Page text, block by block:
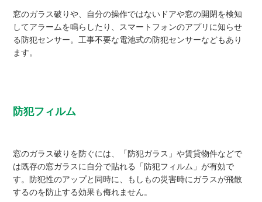
窓のガラス破りや、自分の操作ではないドアや窓の開閉を検知
してアラームを鳴らしたり、スマートフォンのアプリに知らせ
る防犯センサー。工事不要な電池式の防犯センサーなどもあり
ます。
防犯フィルム
窓のガラス破りを防ぐには、「防犯ガラス」や賃貸物件などで
は既存の窓ガラスに自分で貼れる「防犯フィルム」が有効で
す。防犯性のアップと同時に、もしもの災害時にガラスが飛散
するのを防止する効果も侮れません。